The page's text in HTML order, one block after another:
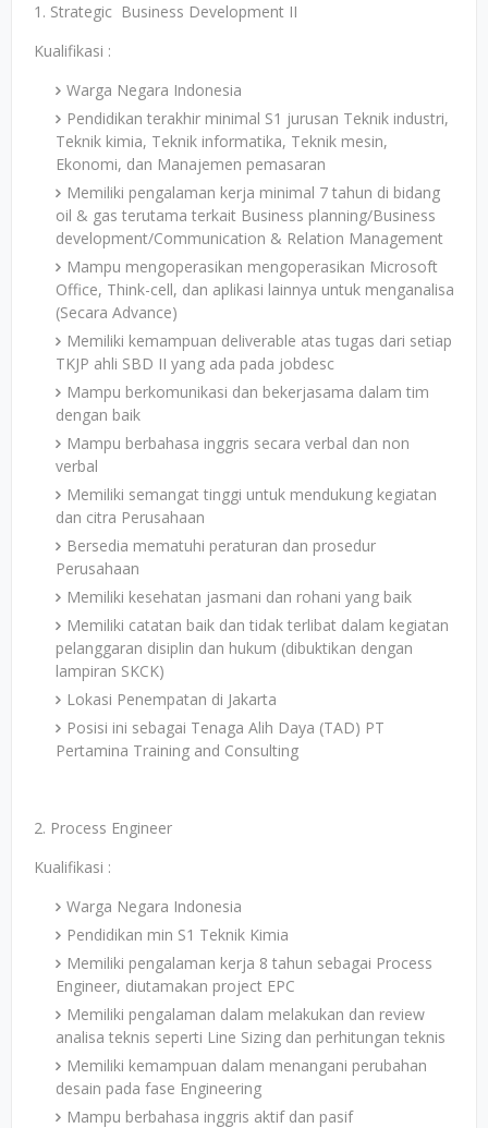
1. Strategic Business Development II
Kualifikasi :
Warga Negara Indonesia
Pendidikan terakhir minimal S1 jurusan Teknik industri,
Teknik kimia, Teknik informatika, Teknik mesin,
Ekonomi, dan Manajemen pemasaran
Memiliki pengalaman kerja minimal 7 tahun di bidang
oil & gas terutama terkait Business planning/Business
development/Communication & Relation Management
Mampu mengoperasikan mengoperasikan Microsoft
Office, Think-cell, dan aplikasi lainnya untuk menganalisa
(Secara Advance)
Memiliki kemampuan deliverable atas tugas dari setiap
TKJP ahli SBD II yang ada pada jobdesc
Mampu berkomunikasi dan bekerjasama dalam tim
dengan baik
Mampu berbahasa inggris secara verbal dan non
verbal
Memiliki semangat tinggi untuk mendukung kegiatan
dan citra Perusahaan
Bersedia mematuhi peraturan dan prosedur
Perusahaan
Memiliki kesehatan jasmani dan rohani yang baik
Memiliki catatan baik dan tidak terlibat dalam kegiatan
pelanggaran disiplin dan hukum (dibuktikan dengan
lampiran SKCK)
Lokasi Penempatan di Jakarta
Posisi ini sebagai Tenaga Alih Daya (TAD) PT
Pertamina Training and Consulting
2. Process Engineer
Kualifikasi :
Warga Negara Indonesia
Pendidikan min S1 Teknik Kimia
Memiliki pengalaman kerja 8 tahun sebagai Process
Engineer, diutamakan project EPC
Memiliki pengalaman dalam melakukan dan review
analisa teknis seperti Line Sizing dan perhitungan teknis
Memiliki kemampuan dalam menangani perubahan
desain pada fase Engineering
Mampu berbahasa inggris aktif dan pasif